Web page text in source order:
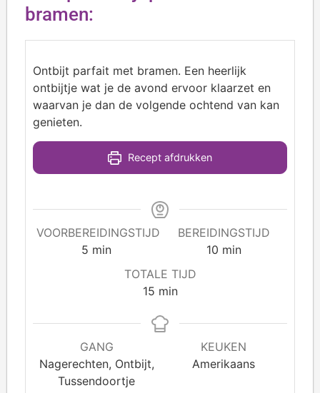
bramen:
Ontbijt parfait met bramen. Een heerlijk
ontbijtje wat je de avond ervoor klaarzet en
waarvan je dan de volgende ochtend van kan
genieten.
Recept afdrukken
VOORBEREIDINGSTIJD
5 min
BEREIDINGSTIJD
10 min
TOTALE TIJD
15 min
GANG
Nagerechten, Ontbijt,
Tussendoortje
KEUKEN
Amerikaans